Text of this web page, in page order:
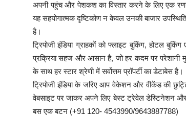
English
अपनी पहुंच और पेशकश का विस्तार करने के लिए एक
यह सहयोगात्मक दृष्टिकोण न केवल उनकी बाजार
है।
ट्रिपोजी इंडिया ग्राहकों को फ्लाइट बुकिंग, होटल
प्रक्रिया सहज और आसान है, जो हर कदम पर परेशानी
के साथ हर स्टार श्रेणी में सर्वोत्तम प्रॉपर्टी का डेटाबेस है।
ट्रिपोजी इंडिया के जरिए आप वेकेशन और वीकेंड की
वेबसाइट पर जाकर अपने लिए बेस्ट ट्रेवेल डेस्टिनेशन
बस एक बटन (+91 120- 4543990/9643887788)